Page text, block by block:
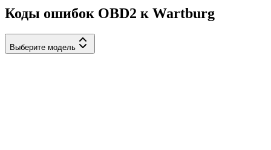
Коды ошибок OBD2 к Wartburg
Выберите модель